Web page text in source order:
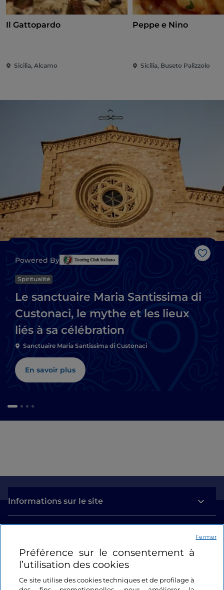
Il Gattopardo
Sicilia, Alcamo
Peppe e Nino
Sicilia, Buseto Palizzolo
Powered By
Spiritualité
Le sanctuaire Maria Santissima di
Custonaci, le mythe et les lieux
liés à sa célébration
Sanctuaire Maria Santissima di Custonaci
En savoir plus
Informations sur le site
Se connecter
Suivez-nous
Préférence sur le consentement à
l’utilisation des cookies
Ce site utilise des cookies techniques et de profilage à
Fermer